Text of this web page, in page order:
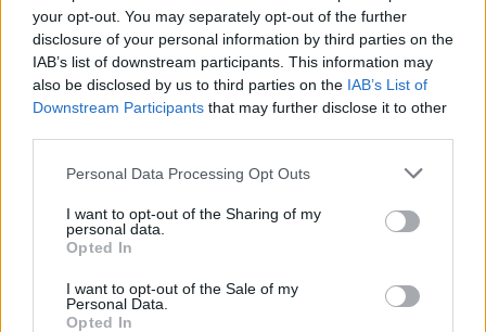
your opt-out. You may separately opt-out of the further
disclosure of your personal information by third parties on the
IAB’s list of downstream participants. This information may
also be disclosed by us to third parties on the IAB’s List of
Downstream Participants that may further disclose it to other
Please note that this website/app uses one or more Google
not limited to your visit or usage behaviour. You may click to
grant or deny consent to Google and its third-party tags to
use your data for below specified purposes in below Google
consent section.
Personal Data Processing Opt Outs
I want to opt-out of the Sharing of my
personal data.
Opted In
I want to opt-out of the Sale of my
Personal Data.
Opted In
Ροή Ειδήσεων
Reply